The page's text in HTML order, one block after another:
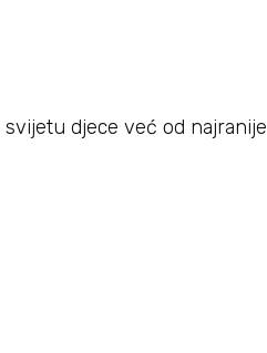
djece već od najranije